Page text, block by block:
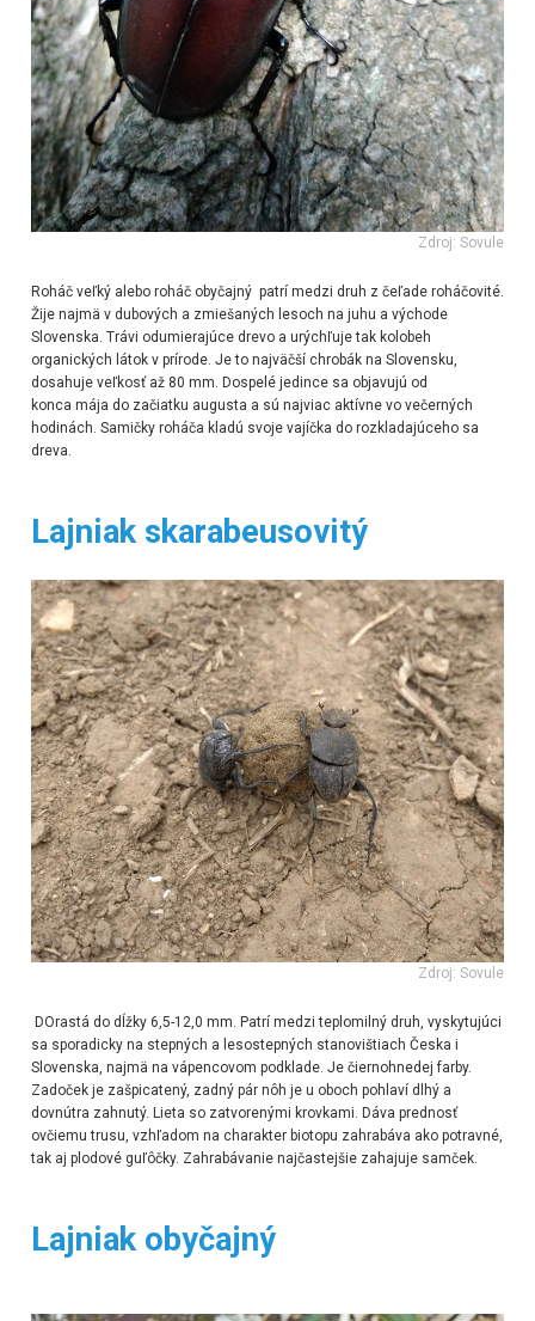
Zdroj: Sovule
Roháč veľkýalebo roháč obyčajný patrí medzi druh z čeľade roháčovité.
Žije najmä v dubových a zmiešaných lesoch na juhu a východe
Slovenska. Trávi odumierajúce drevo a urýchľuje tak kolobeh
organických látok v prírode. Je to najväčší chrobákna Slovensku,
dosahuje veľkosť až 80 mm. Dospelé jedince sa objavujú od
konca mája do začiatku augusta a sú najviac aktívne vo večerných
hodinách. Samičky roháča kladú svoje vajíčka do rozkladajúceho sa
dreva.
Lajniak skarabeusovitý
Zdroj: Sovule
DOrastá do dĺžky 6,5-12,0 mm. Patrí medzi teplomilný druh, vyskytujúci
sa sporadicky na stepných a lesostepných stanovištiach Česka i
Slovenska, najmä na vápencovom podklade. Je čiernohnedej farby.
Zadoček je zašpicatený, zadný pár nôh je u oboch pohlaví dlhý a
dovnútra zahnutý. Lieta so zatvorenými krovkami. Dáva prednosť
ovčiemu trusu, vzhľadom na charakter biotopu zahrabáva ako potravné,
tak aj plodové guľôčky. Zahrabávanie najčastejšie zahajuje samček.
Lajniak obyčajný